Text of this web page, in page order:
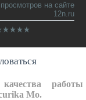
просмотров на сайте
12n.ru
работы
Mo.